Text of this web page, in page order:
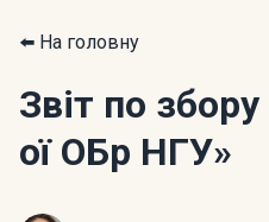
⬅️ На головну
Звіт по збору
ої ОБр НГУ»